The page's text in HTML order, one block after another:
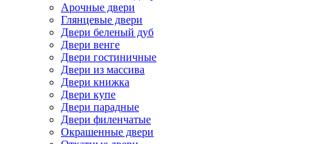
Арочные двери
Глянцевые двери
Двери беленый дуб
Двери венге
Двери гостиничные
Двери из массива
Двери книжка
Двери купе
Двери парадные
Двери филенчатые
Окрашенные двери